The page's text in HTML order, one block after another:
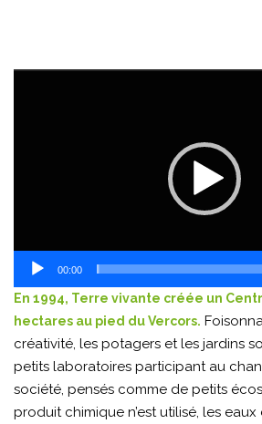
00:00
En 1994, Terre vivante créée un
hectares au pied du Vercors.
créativité, les potagers et les jardins
petits laboratoires participant au
société, pensés comme de petits
produit chimique n’est utilisé, les